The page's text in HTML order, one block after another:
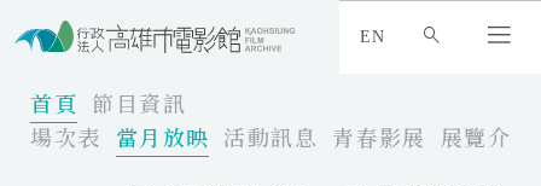
EN
首頁
節目資訊
場次表
當月放映 活動訊息 青春影展 展覽介紹